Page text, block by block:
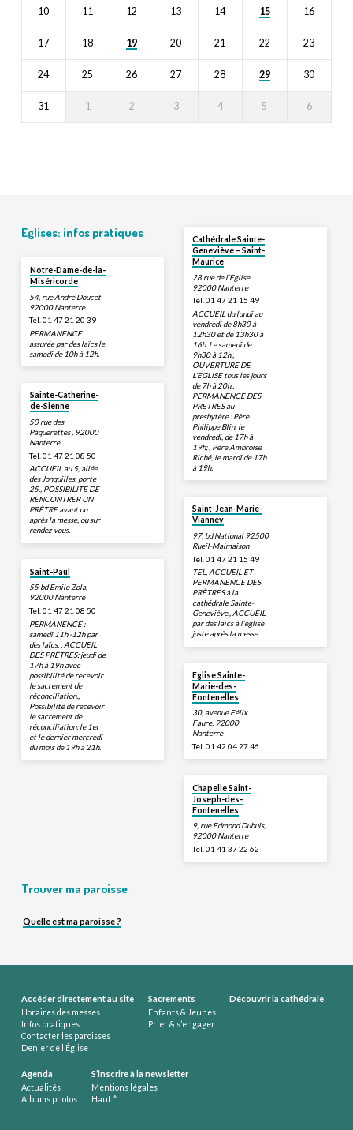
10 11 12 13 14 15 16
17 18 19 20 21 22 23
24 25 26 27 28 29 30
31 1 2 3 4 5 6
Eglises: infos pratiques
Notre-Dame-de-la-
Miséricorde
54, rue André Doucet
92000 Nanterre
Tel. 01 47 21 20 39
PERMANENCE
assurée par des laïcs le
samedi de 10h à 12h.
Sainte-Catherine-
de-Sienne
50 rue des
Pâquerettes , 92000
Nanterre
Tel. 01 47 21 08 50
ACCUEIL au 5, allée
des Jonquilles, porte
25., POSSIBILITE DE
RENCONTRER UN
PRÊTRE avant ou
après la messe, ou sur
rendez vous.
Saint-Paul
55 bd Emile Zola,
92000 Nanterre
Tel. 01 47 21 08 50
PERMANENCE :
samedi 11h -12h par
des laïcs. , ACCUEIL
DES PRÊTRES: jeudi de
17h à 19h avec
possibilité de recevoir
le sacrement de
réconciliation.,
Possibilité de recevoir
le sacrement de
réconciliation: le 1er
et le dernier mercredi
du mois de 19h à 21h.
Cathédrale Sainte-
Geneviève – Saint-
Maurice
28 rue de l’Eglise
92000 Nanterre
Tel. 01 47 21 15 49
ACCUEIL du lundi au
vendredi de 8h30 à
12h30 et de 13h30 à
16h. Le samedi de
9h30 à 12h.,
OUVERTURE DE
L’EGLISE tous les jours
de 7h à 20h.,
PERMANENCE DES
PRETRES au
presbytère : Père
Philippe Blin, le
vendredi, de 17h à
19h; , Père Ambroise
Riché, le mardi de 17h
à 19h.
Saint-Jean-Marie-
Vianney
97, bd National 92500
Rueil-Malmaison
Tel. 01 47 21 15 49
TEL, ACCUEIL ET
PERMANENCE DES
PRÊTRES à la
cathédrale Sainte-
Geneviève., ACCUEIL
par des laïcs à l’église
juste après la messe.
Eglise Sainte-
Marie-des-
Fontenelles
30, avenue Félix
Faure, 92000
Nanterre
Tel. 01 42 04 27 46
Chapelle Saint-
Joseph-des-
Fontenelles
9, rue Edmond Dubuis,
92000 Nanterre
Tel. 01 41 37 22 62
Trouver ma paroisse
Quelle est ma paroisse ?
Accéder directement au site
Horaires des messes
Infos pratiques
Contacter les paroisses
Denier de l’Église
Sacrements
Enfants & Jeunes
Prier & s’engager
Découvrir la cathédrale
Agenda
Actualités
Albums photos
S’inscrire à la newsletter
Mentions légales
Haut ^